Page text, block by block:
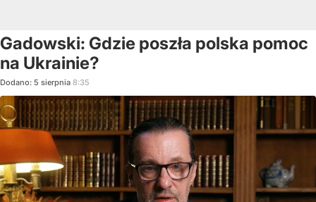
Gadowski: Gdzie poszła polska pomoc
na Ukrainie?
Dodano: 5 sierpnia 8:35